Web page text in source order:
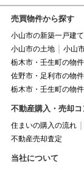
売買物件から探す
小山市の新築一戸建て
小山市の土地
小山
栃木市・壬生町の物件
佐野市・足利市の物件
栃木市・壬生町の物件
不動産購入・売却コ
住まいの購入の流れ
不動産売却査定
当社について